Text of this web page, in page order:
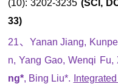
(10): 3202-3235 (SCI,
33)
21、Yanan Jiang,
n, Yang Gao, Wenqi Fu,
ng*, Bing Liu*.